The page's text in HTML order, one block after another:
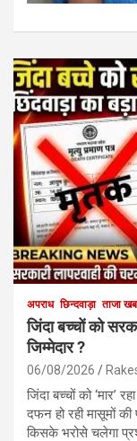
अपराध छिन्दवाड़ा ताजा
जिंदा बच्चों को
जिम्मेदार ?
06/08/2026
जिंदा बच्चों को ‘मार’
दफन हो रही मासूमों
किसके भरोसे चलेगा